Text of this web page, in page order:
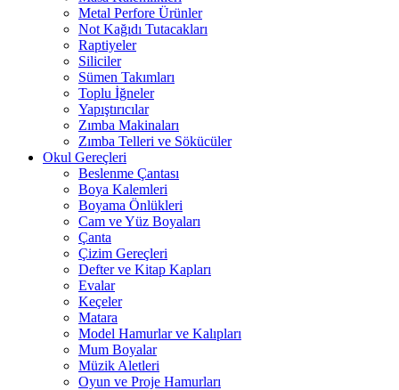
Metal Perfore Ürünler
Not Kağıdı Tutacakları
Raptiyeler
Siliciler
Sümen Takımları
Toplu İğneler
Yapıştırıcılar
Zımba Makinaları
Zımba Telleri ve Sökücüler
Okul Gereçleri
Beslenme Çantası
Boya Kalemleri
Boyama Önlükleri
Cam ve Yüz Boyaları
Çanta
Çizim Gereçleri
Defter ve Kitap Kapları
Evalar
Keçeler
Matara
Model Hamurlar ve Kalıpları
Mum Boyalar
Müzik Aletleri
Oyun ve Proje Hamurları